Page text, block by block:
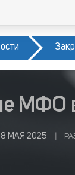
МФО
МАЯ 2025